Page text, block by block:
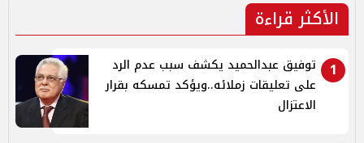
الأكثر قراءة
1
توفيق عبدالحميد يكشف سبب عدم الرد
على تعليقات زملائه..ويؤكد تمسكه بقرار
الاعتزال